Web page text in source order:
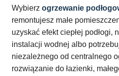
Wybierz ogrzewanie
remontujesz małe
uzyskać efekt ciepłej podłogi,
instalacji wodnej albo
niezależnego od centralnego
rozwiązanie do łazienki,